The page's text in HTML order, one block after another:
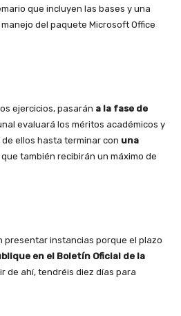
que incluyen las bases y una
del paquete Microsoft Office
ejercicios, pasarán a la fase de
evaluará los méritos académicos y
ellos hasta terminar con una
también recibirán un máximo de
presentar instancias porque el plazo
en el Boletín Oficial de la
de ahí, tendréis diez días para